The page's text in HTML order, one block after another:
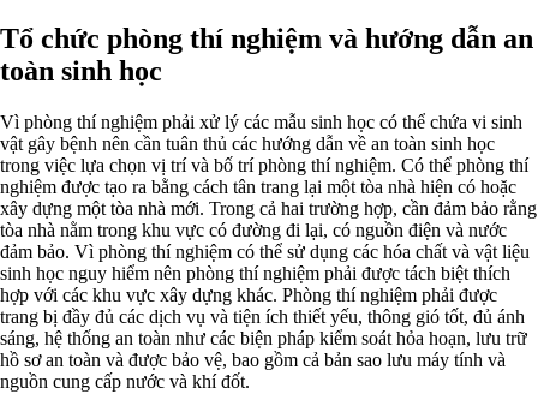
Tổ chức phòng thí nghiệm và hướng dẫn an
toàn sinh học
Vì phòng thí nghiệm phải xử lý các mẫu sinh học có thể chứa vi sinh
vật gây bệnh nên cần tuân thủ các hướng dẫn về an toàn sinh học
trong việc lựa chọn vị trí và bố trí phòng thí nghiệm. Có thể phòng thí
nghiệm được tạo ra bằng cách tân trang lại một tòa nhà hiện có hoặc
xây dựng một tòa nhà mới. Trong cả hai trường hợp, cần đảm bảo rằng
tòa nhà nằm trong khu vực có đường đi lại, có nguồn điện và nước
đảm bảo. Vì phòng thí nghiệm có thể sử dụng các hóa chất và vật liệu
sinh học nguy hiểm nên phòng thí nghiệm phải được tách biệt thích
hợp với các khu vực xây dựng khác. Phòng thí nghiệm phải được
trang bị đầy đủ các dịch vụ và tiện ích thiết yếu, thông gió tốt, đủ ánh
sáng, hệ thống an toàn như các biện pháp kiểm soát hỏa hoạn, lưu trữ
hồ sơ an toàn và được bảo vệ, bao gồm cả bản sao lưu máy tính và
nguồn cung cấp nước và khí đốt.